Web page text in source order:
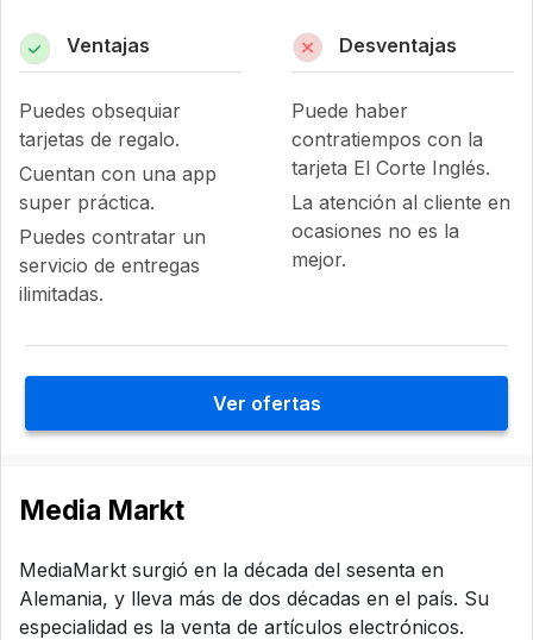
Ventajas
Puedes obsequiar
tarjetas de regalo.
Cuentan con una app
super práctica.
Puedes contratar un
servicio de entregas
ilimitadas.
Desventajas
Puede haber
contratiempos con la
tarjeta El Corte Inglés.
La atención al cliente en
ocasiones no es la
mejor.
Ver ofertas
Media Markt
MediaMarkt surgió en la década del sesenta en
Alemania, y lleva más de dos décadas en el país. Su
especialidad es la venta de artículos electrónicos.